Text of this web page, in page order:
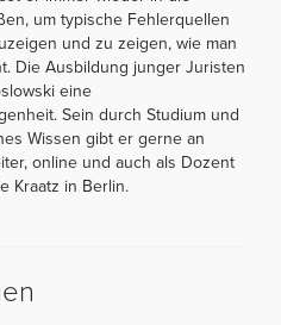
um typische Fehlerquellen
und zu zeigen, wie man
Die Ausbildung junger Juristen
eine
Sein durch Studium und
Wissen gibt er gerne an
online und auch als Dozent
Kraatz in Berlin.